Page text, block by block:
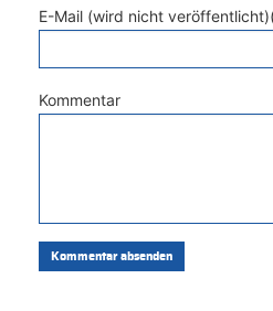
E-Mail (wird nicht
Kommentar